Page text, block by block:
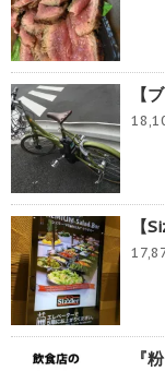
【
【
『